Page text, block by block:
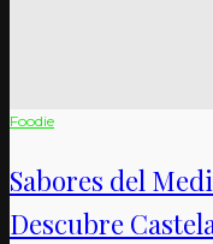
Foodie
Sabores del
Descubre